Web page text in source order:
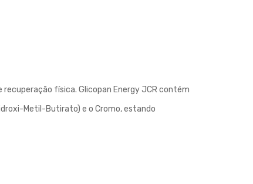
física. Glicopan Energy JCR contém
Metil-Butirato) e o Cromo, estando